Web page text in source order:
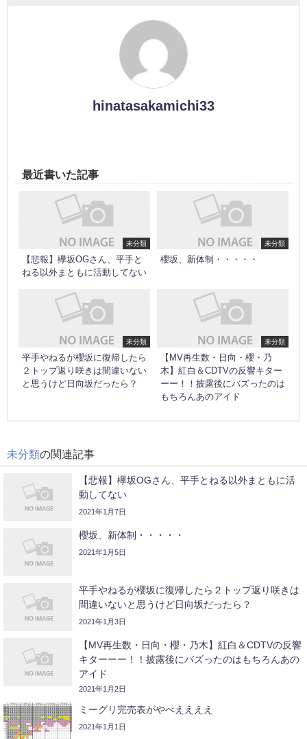
hinatasakamichi33
最近書いた記事
未分類
【悲報】欅坂OGさん、平手と
ねる以外まともに活動してない
未分類
櫻坂、新体制・・・・・
未分類
平手やねるが櫻坂に復帰したら
２トップ返り咲きは間違いない
と思うけど日向坂だったら？
未分類
【MV再生数・日向・櫻・乃
木】紅白＆CDTVの反響キター
ーー！！披露後にバズったのは
もちろんあのアイド
未分類の関連記事
【悲報】欅坂OGさん、平手とねる以外まともに活
動してない
2021年1月7日
櫻坂、新体制・・・・・
2021年1月5日
平手やねるが櫻坂に復帰したら２トップ返り咲きは
間違いないと思うけど日向坂だったら？
2021年1月3日
【MV再生数・日向・櫻・乃木】紅白＆CDTVの反響
キターーー！！披露後にバズったのはもちろんあの
アイド
2021年1月2日
ミーグリ完売表がやべええええ
2021年1月1日